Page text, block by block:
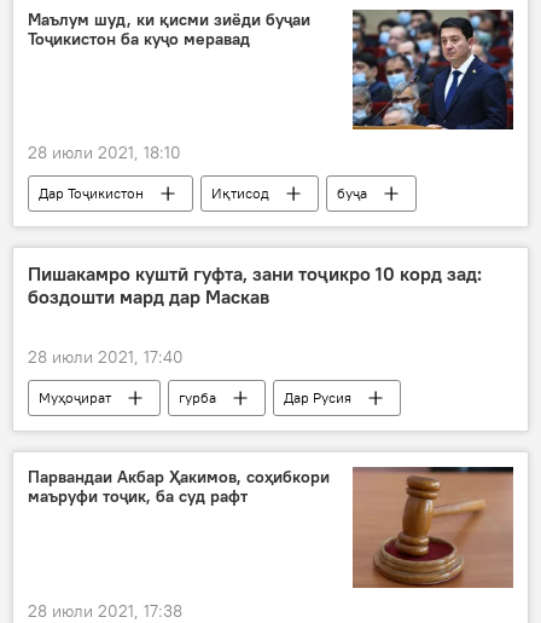
Маълум шуд, ки қисми зиёди буҷаи
Тоҷикистон ба куҷо меравад
28 июли 2021, 18:10
Дар Тоҷикистон Иқтисод
буҷа
сармоягузорӣ
сармоя масраф
Пишакамро куштӣ гуфта, зани тоҷикро 10 корд зад:
боздошти мард дар Маскав
28 июли 2021, 17:40
Муҳоҷират гурба Дар Русия
Парвандаи Акбар Ҳакимов, соҳибкори
маъруфи тоҷик, ба суд рафт
28 июли 2021, 17:38